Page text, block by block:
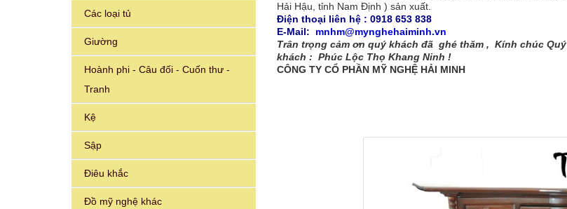
Các loại tủ
Giường
Hoành phi - Câu đối - Cuốn thư -
Tranh
Kệ
Sập
Điêu khắc
Đồ mỹ nghệ khác
Hải Hậu, tỉnh Nam Định ) sản xuất.
Điện thoại liên hệ : 0918 653 838
E-Mail: mnhm@mynghehaiminh.vn
Trân trọng cảm ơn quý khách đã ghé thăm , Kính chúc Quý
khách : Phúc Lộc Thọ Khang Ninh !
CÔNG TY CỔ PHẦN MỸ NGHỆ HẢI MINH